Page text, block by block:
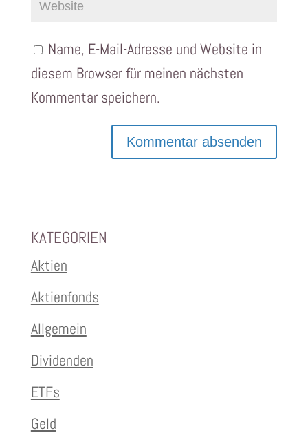
Name, E-Mail-Adresse und Website in
diesem Browser für meinen nächsten
Kommentar speichern.
KATEGORIEN
Aktien
Aktienfonds
Allgemein
Dividenden
ETFs
Geld